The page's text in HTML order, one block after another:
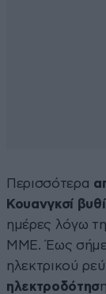
Περισσότερα
Κουανγκσί
ημέρες λόγω
ΜΜΕ. Έως
ηλεκτρικού
ηλεκτροδότησ